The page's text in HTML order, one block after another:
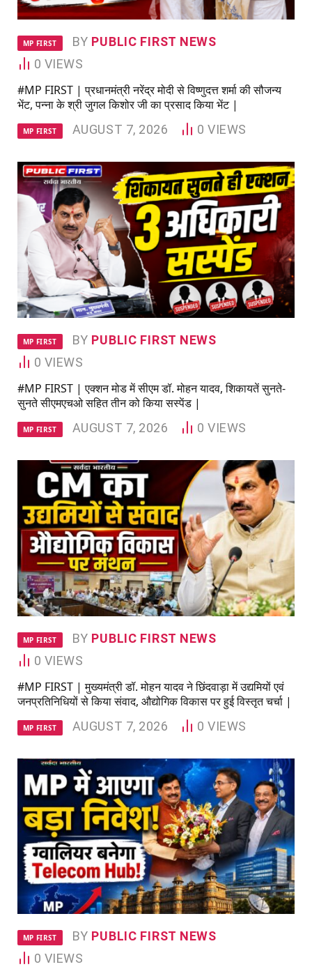
MP FIRST BY PUBLIC FIRST NEWS
0 VIEWS
#MP FIRST | प्रधानमंत्री नरेंद्र मोदी से विष्णुदत्त शर्मा की सौजन्य
भेंट, पन्ना के श्री जुगल किशोर जी का प्रसाद किया भेंट |
MP FIRST AUGUST 7, 2026 0VIEWS
MP FIRST BY PUBLIC FIRST NEWS
0 VIEWS
#MP FIRST | एक्शन मोड में सीएम डॉ. मोहन यादव, शिकायतें सुनते-
सुनते सीएमएचओ सहित तीन को किया सस्पेंड |
MP FIRST AUGUST 7, 2026 0VIEWS
MP FIRST BY PUBLIC FIRST NEWS
0 VIEWS
#MP FIRST | मुख्यमंत्री डॉ. मोहन यादव ने छिंदवाड़ा में उद्यमियों एवं
जनप्रतिनिधियों से किया संवाद, औद्योगिक विकास पर हुई विस्तृत चर्चा |
MP FIRST AUGUST 7, 2026 0VIEWS
MP FIRST BY PUBLIC FIRST NEWS
0 VIEWS